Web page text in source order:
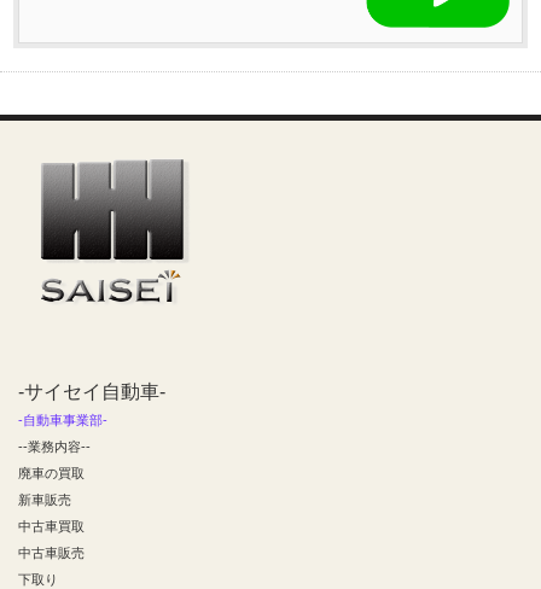
-サイセイ自動車-
-自動車事業部-
--業務内容--
廃車の買取
新車販売
中古車買取
中古車販売
下取り